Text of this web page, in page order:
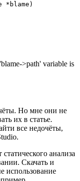
>path' variable is
Но мне они не
их в статье.
все недочёты,
анализа
Скачать и
использование